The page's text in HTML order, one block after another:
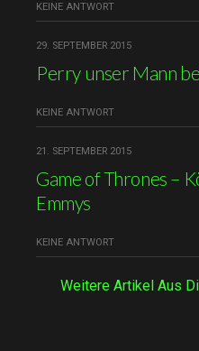
KEINE ANTWORT
29. SEPTEMBER 2015
Perry unser Mann
KEINE ANTWORT
21. SEPTEMBER 2015
Game of Thrones –
Emmys
KEINE ANTWORT
Weitere Artikel Aus